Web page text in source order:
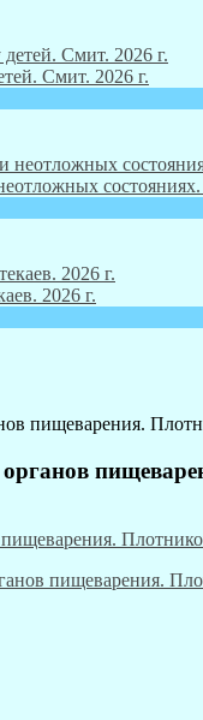
Смит. 2026 г.
2026 г.
пищеварения.